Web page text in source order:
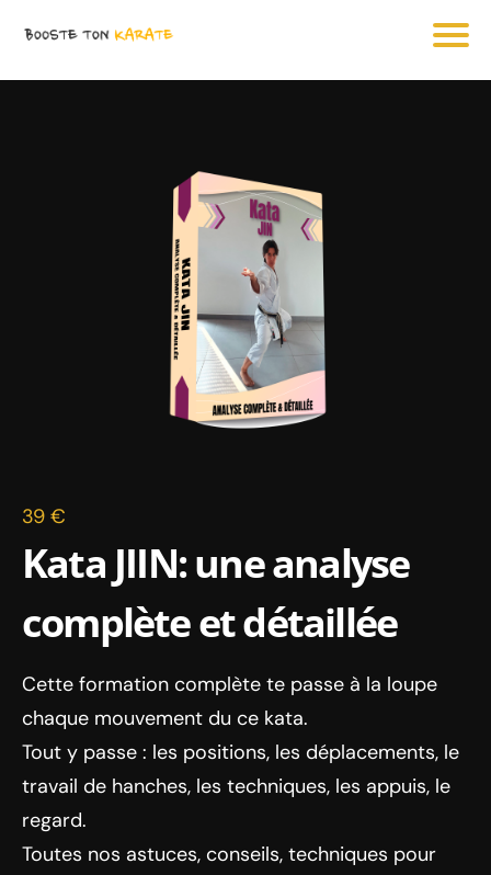
39 €
Kata JIIN: une analyse
complète et détaillée
Cette formation complète te passe à la loupe
chaque mouvement du ce kata.
Tout y passe : les positions, les déplacements, le
travail de hanches, les techniques, les appuis, le
regard.
Toutes nos astuces, conseils, techniques pour